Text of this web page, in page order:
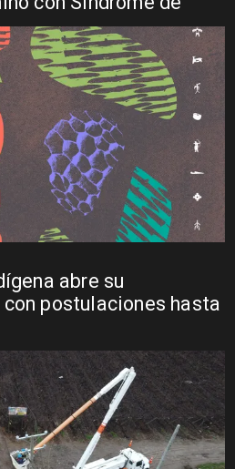
abre su
postulaciones hasta